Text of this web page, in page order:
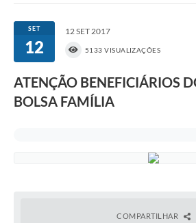
Portal da Transparência
Secretarias
SET
12
12 SET 2017
5133 VISUALIZAÇÕES
ATENÇÃO BENEFICIÁRIOS
BOLSA FAMÍLIA
COMPARTILHAR